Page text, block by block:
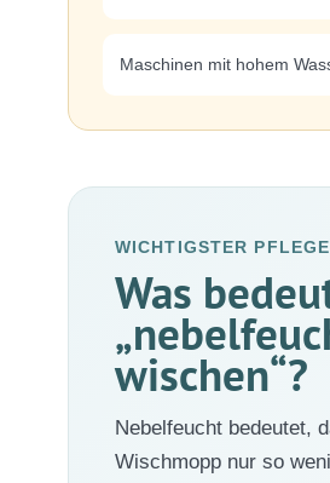
Maschinen mit hohem
WICHTIGSTER
Was
wischen“?
Nebelfeucht bedeutet,
Wischmopp nur so